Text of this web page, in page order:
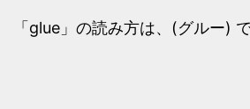
「glue」の読み方は、(グルー) で